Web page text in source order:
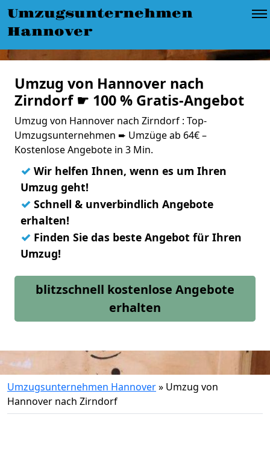
Umzugsunternehmen
Hannover
Umzug von Hannover nach
Zirndorf ☛ 100 % Gratis-Angebot
Umzug von Hannover nach Zirndorf : Top-
Umzugsunternehmen ➨ Umzüge ab 64€ –
Kostenlose Angebote in 3 Min.
✓ Wir helfen Ihnen, wenn es um Ihren
Umzug geht!
✓ Schnell & unverbindlich Angebote
erhalten!
✓ Finden Sie das beste Angebot für Ihren
Umzug!
blitzschnell kostenlose Angebote
erhalten
Umzugsunternehmen Hannover» Umzug von
Hannover nach Zirndorf